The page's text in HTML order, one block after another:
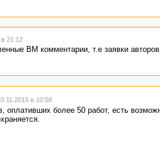
21:12
ВМ комментарии, т.е заявки
в 10:58
оплативших более 50 работ, есть